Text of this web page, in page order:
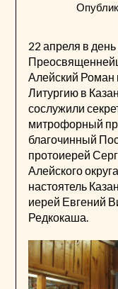
22 апреля в
Алейский Роман
Литургию в
сослужили
митрофорный
благочинный
протоиерей
Алейского
настоятель
иерей Евгений
Редкокаша.